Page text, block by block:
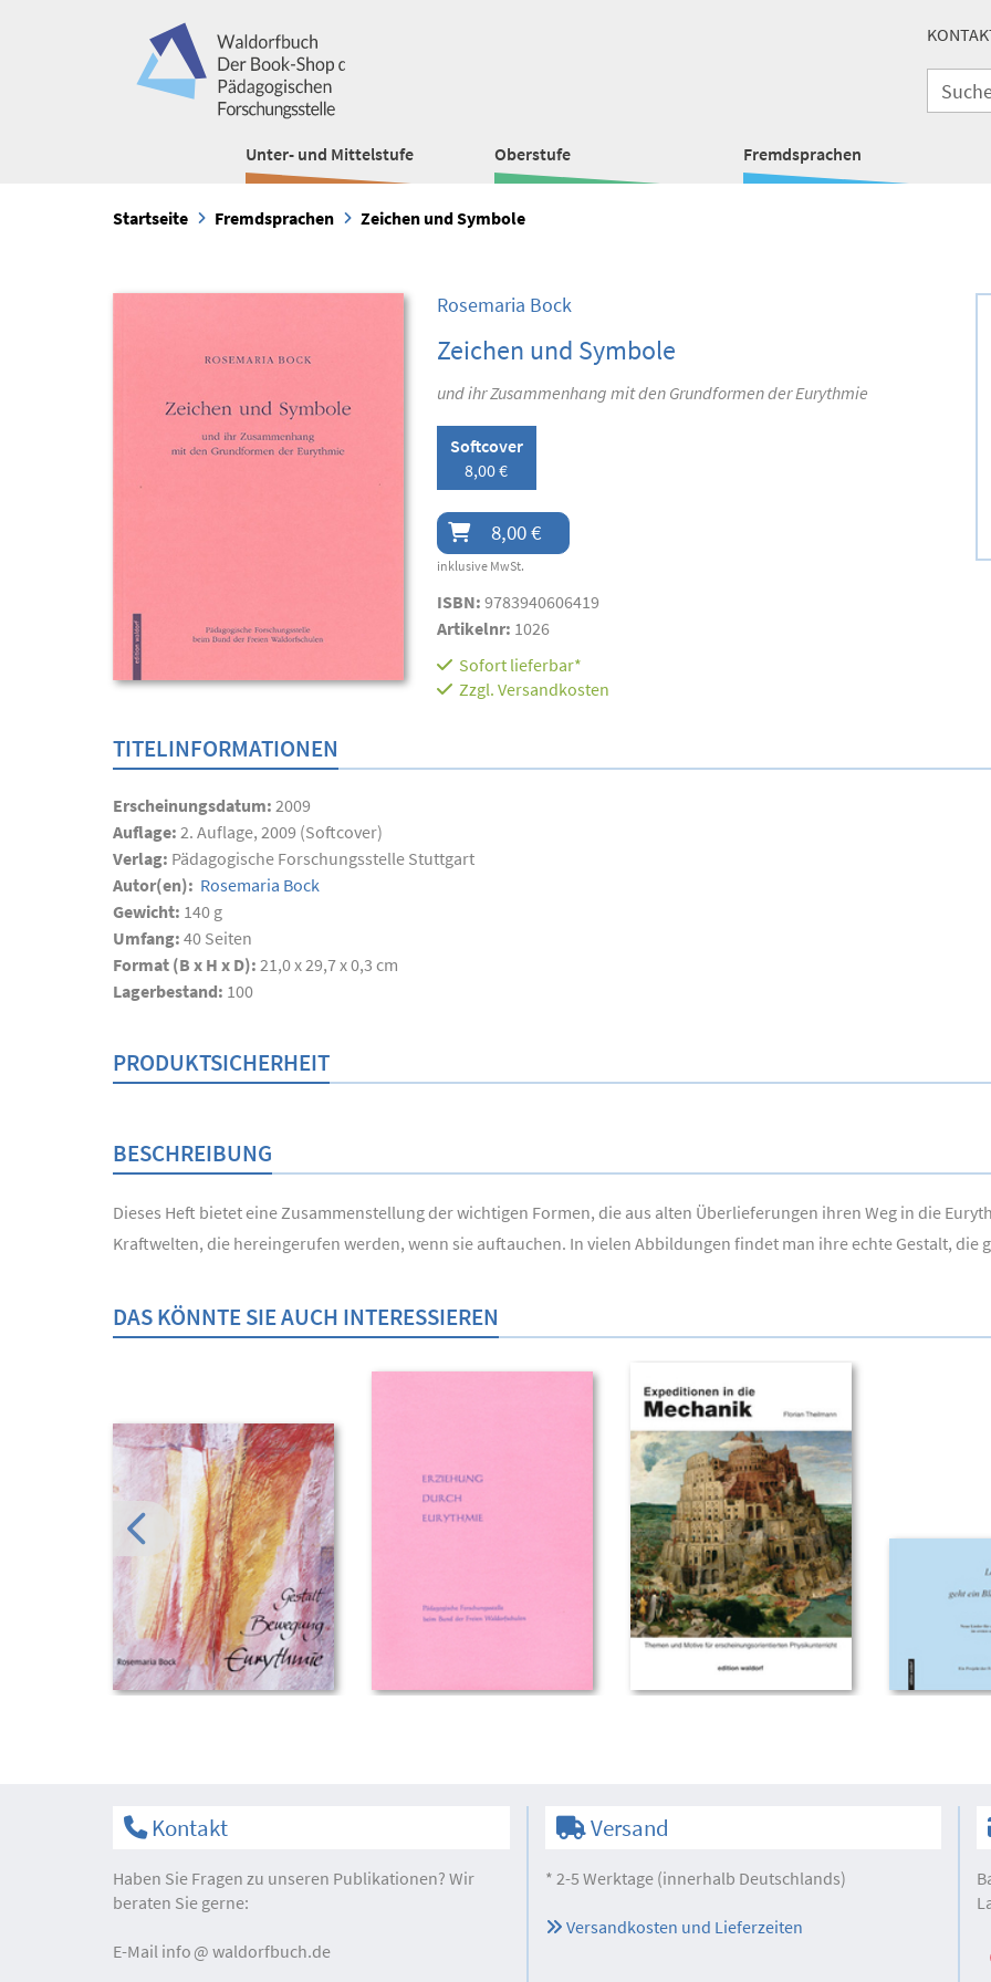
Unter- und Mittelstufe Oberstufe Fremdsprachen
Startseite Fremdsprachen Zeichen und Symbole
Rosemaria Bock
Zeichen und Symbole
und ihr Zusammenhang mit den Grundformen der Eurythmie
Softcover
8,00 €
8,00 €
inklusive MwSt.
ISBN: 9783940606419
Artikelnr: 1026
Sofort lieferbar*
Zzgl. Versandkosten
TITELINFORMATIONEN
Erscheinungsdatum: 2009
Auflage: 2. Auflage, 2009 (Softcover)
Verlag: Pädagogische Forschungsstelle Stuttgart
Autor(en): Rosemaria Bock
Gewicht: 140 g
Umfang: 40 Seiten
Format (B x H x D): 21,0 x 29,7 x 0,3 cm
Lagerbestand: 100
PRODUKTSICHERHEIT
BESCHREIBUNG
Dieses Heft bietet eine Zusammenstellung der wichtigen Formen, die aus alten Überlieferungen ihren Weg in die
Kraftwelten, die hereingerufen werden, wenn sie auftauchen. In vielen Abbildungen findet man ihre echte Gestalt,
DAS KÖNNTE SIE AUCH INTERESSIEREN
Kontakt
Haben Sie Fragen zu unseren Publikationen? Wir
beraten Sie gerne:
E-Mail info waldorfbuch.de
Versand
* 2-5 Werktage (innerhalb Deutschlands)
Versandkosten und Lieferzeiten